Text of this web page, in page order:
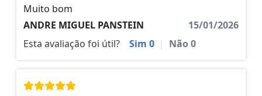
Muito bom
ANDRE MIGUEL PANSTEIN
15/01/2026
Esta avaliação foi útil?
Sim 0 | Não0